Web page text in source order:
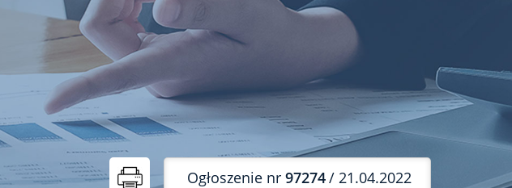
Ogłoszenie nr 97274/ 21.04.2022